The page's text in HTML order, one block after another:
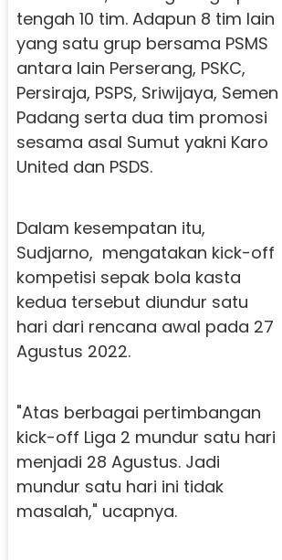
tengah 10 tim. Adapun 8 tim lain
yang satu grup bersama PSMS
antara lain Perserang, PSKC,
Persiraja, PSPS, Sriwijaya, Semen
Padang serta dua tim promosi
sesama asal Sumut yakni Karo
United dan PSDS.
Dalam kesempatan itu,
Sudjarno, mengatakan kick-off
kompetisi sepak bola kasta
kedua tersebut diundur satu
hari dari rencana awal pada 27
Agustus 2022.
"Atas berbagai pertimbangan
kick-off Liga 2 mundur satu hari
menjadi 28 Agustus. Jadi
mundur satu hari ini tidak
masalah," ucapnya.